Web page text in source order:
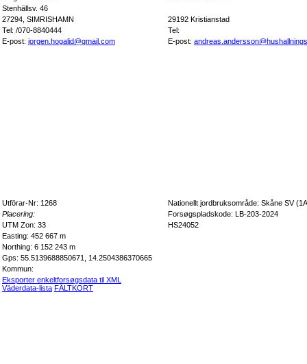
Stenhällsv. 46
27294, SIMRISHAMN
29192 Kristianstad
Tel: /070-8840444
Tel:
E-post: jorgen.hogalid@gmail.com E-post:
Utförar-Nr: 1268
Nationellt jordbruksområde: Skåne SV
Placering:
Forsøgspladskode: LB-203-2024
UTM Zon: 33
HS24052
Easting: 452 667 m
Northing: 6 152 243 m
Gps: 55.5139688850671, 14.2504386370665
Kommun:
Eksporter enkeltforsøgsdata til XML
Väderdata-lista FÄLTKORT